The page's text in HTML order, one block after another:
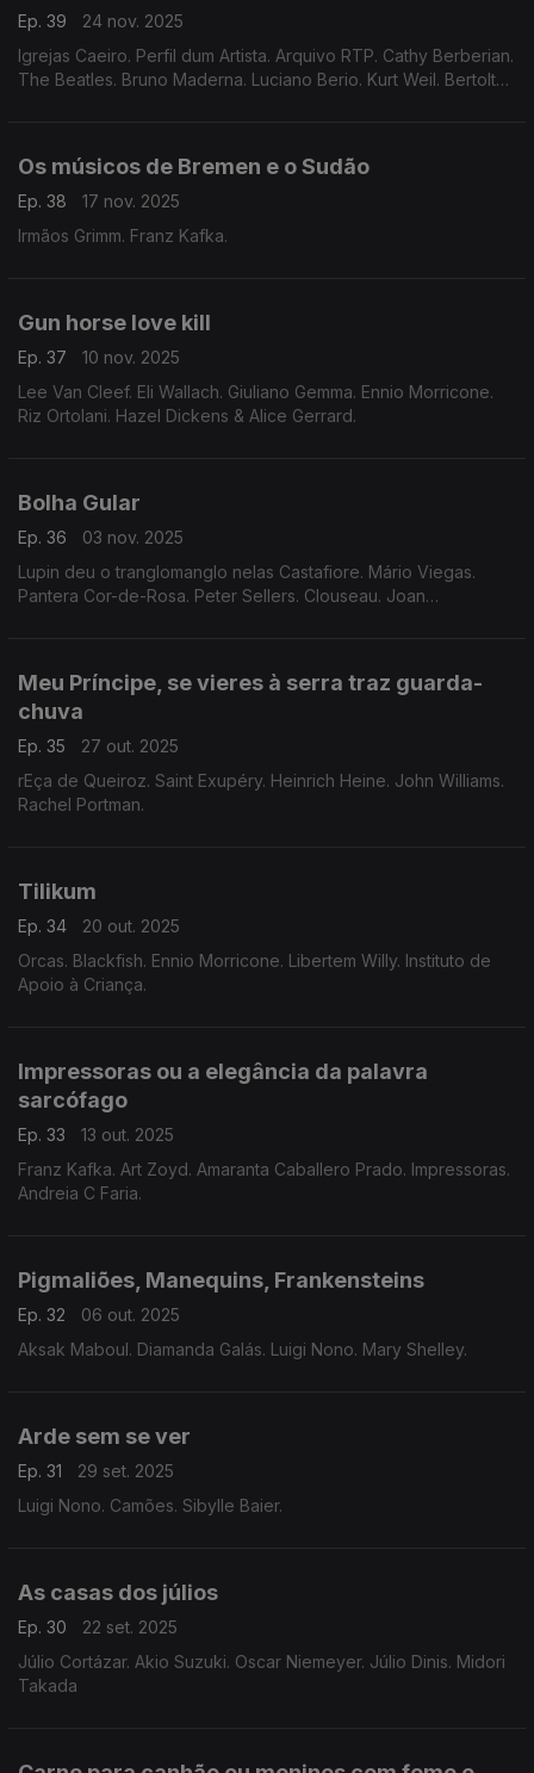
Ep. 39
24 nov. 2025
Igrejas Caeiro. Perfil dum Artista. Arquivo RTP. Cathy Berberian.
The Beatles. Bruno Maderna. Luciano Berio. Kurt Weil. Bertolt
Os músicos de Bremen e o Sudão
Ep. 38
17 nov. 2025
Irmãos Grimm. Franz Kafka.
Gun horse love kill
Ep. 37
10 nov. 2025
Lee Van Cleef. Eli Wallach. Giuliano Gemma. Ennio Morricone.
Riz Ortolani. Hazel Dickens & Alice Gerrard.
Bolha Gular
Ep. 36
03 nov. 2025
Lupin deu o tranglomanglo nelas Castafiore. Mário Viegas.
Pantera Cor-de-Rosa. Peter Sellers. Clouseau. Joan
Meu Príncipe, se vieres à serra traz guarda-
chuva
Ep. 35
27 out. 2025
rEça de Queiroz. Saint Exupéry. Heinrich Heine. John Williams.
Rachel Portman.
Tilikum
Ep. 34
20 out. 2025
Orcas. Blackfish. Ennio Morricone. Libertem Willy. Instituto de
Apoio à Criança.
Impressoras ou a elegância da palavra
sarcófago
Ep. 33
13 out. 2025
Franz Kafka. Art Zoyd. Amaranta Caballero Prado. Impressoras.
Andreia C Faria.
Pigmaliões, Manequins, Frankensteins
Ep. 32
06 out. 2025
Aksak Maboul. Diamanda Galás. Luigi Nono. Mary Shelley.
Arde sem se ver
Ep. 31
29 set. 2025
Luigi Nono. Camões. Sibylle Baier.
As casas dos júlios
Ep. 30
22 set. 2025
Júlio Cortázar. Akio Suzuki. Oscar Niemeyer. Júlio Dinis. Midori
Takada